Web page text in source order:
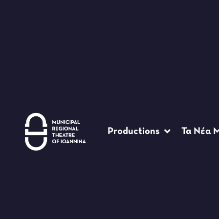
Productions Τα Νέα